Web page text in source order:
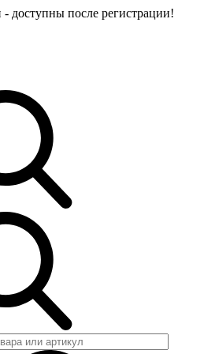
доступны после регистрации!